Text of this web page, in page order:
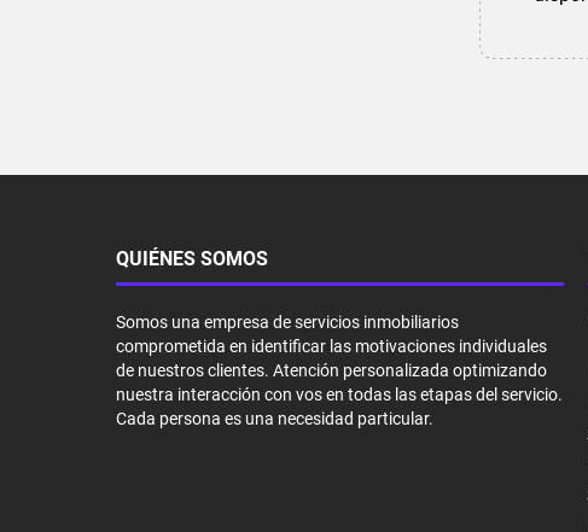
QUIÉNES SOMOS
Somos una empresa de servicios inmobiliarios
comprometida en identificar las motivaciones individuales
de nuestros clientes. Atención personalizada optimizando
nuestra interacción con vos en todas las etapas del servicio.
Cada persona es una necesidad particular.